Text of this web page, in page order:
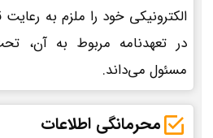
الکترونیکی خود را ملزم به
در تعهدنامه مربوط به آن،
مسئول می‌داند.
محرمانگی اطلاعات